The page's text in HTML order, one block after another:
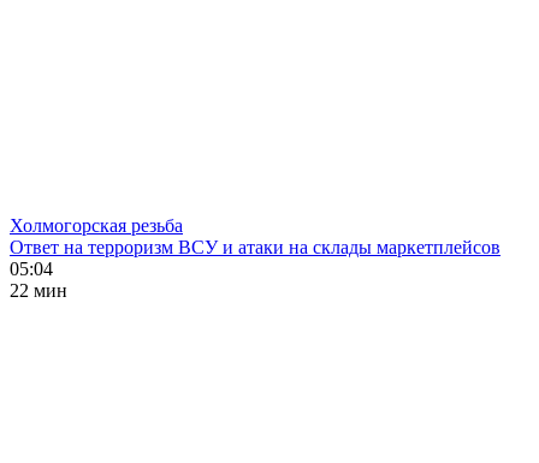
Холмогорская резьба
Ответ на терроризм ВСУ и атаки на склады маркетплейсов
05:04
22 мин